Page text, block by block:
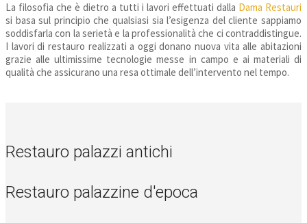
La filosofia che è dietro a tutti i lavori effettuati dalla Dama Restauri
si basa sul principio che qualsiasi sia l’esigenza del cliente sappiamo
soddisfarla con la serietà e la professionalità che ci contraddistingue.
I lavori di restauro realizzati a oggi donano nuova vita alle abitazioni
grazie alle ultimissime tecnologie messe in campo e ai materiali di
qualità che assicurano una resa ottimale dell’intervento nel tempo.
Restauro palazzi antichi
Restauro palazzine d'epoca